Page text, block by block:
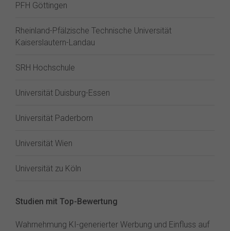
PFH Göttingen
Rheinland-Pfälzische Technische Universität
Kaiserslautern-Landau
SRH Hochschule
Universität Duisburg-Essen
Universität Paderborn
Universität Wien
Universität zu Köln
Studien mit Top-Bewertung
Wahrnehmung KI-generierter Werbung und Einfluss auf